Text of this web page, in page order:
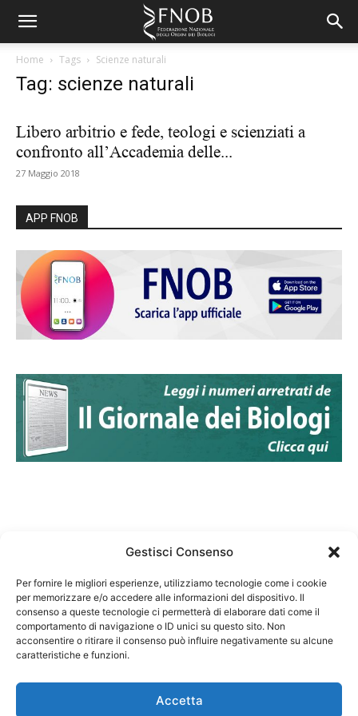
Gestisci Consenso
Per fornire le migliori esperienze, utilizziamo tecnologie come i cookie
per memorizzare e/o accedere alle informazioni del dispositivo. Il
consenso a queste tecnologie ci permetterà di elaborare dati come il
comportamento di navigazione o ID unici su questo sito. Non
acconsentire o ritirare il consenso può influire negativamente su alcune
caratteristiche e funzioni.
Accetta
Home Tags Scienze naturali
Tag: scienze naturali
Libero arbitrio e fede, teologi e scienziati a
confronto all’Accademia delle...
27 Maggio 2018
APP FNOB
Federazione Nazionale Degli Ordini dei Biologi:
codice fiscale 80069130583
Responsabile sito internet www.fnob.it: Vincenzo